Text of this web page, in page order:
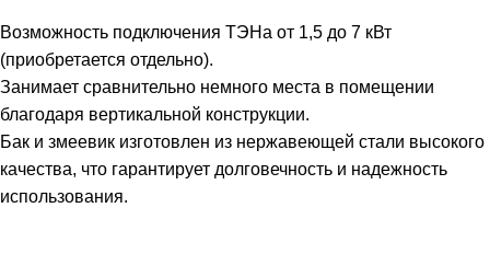
Возможность подключения ТЭНа от 1,5 до 7 кВт
(приобретается отдельно).
Занимает сравнительно немного места в помещении
благодаря вертикальной конструкции.
Бак и змеевик изготовлен из нержавеющей стали высокого
качества, что гарантирует долговечность и надежность
использования.